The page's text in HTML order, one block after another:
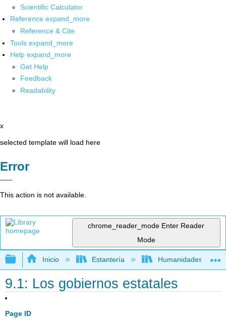
Scientific Calculator
Reference expand_more
Reference & Cite
Tools expand_more
Help expand_more
Get Help
Feedback
Readability
x
selected template will load here
Error
This action is not available.
chrome_reader_mode Enter Reader
Mode
Expandir/contraer jerarquía global
Inicio Estantería Humanidades
9.1: Los gobiernos estatales
Page ID